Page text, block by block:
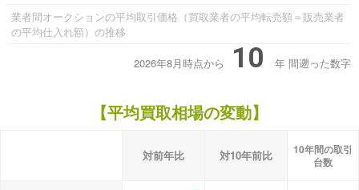
業者間オークションの平均取引価格（買取業者の平均転売額＝販売業者
の平均仕入れ額）の推移
2026年8月時点から 10 年 間遡った数字
【平均買取相場の変動】
対前年比 対10年前比
10年間の取引
台数